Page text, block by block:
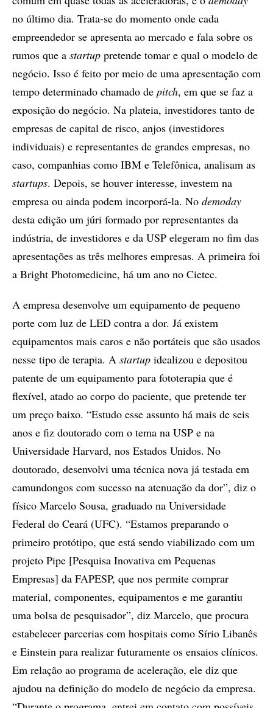
no último dia. Trata-se do momento onde cada
empreendedor se apresenta ao mercado e fala sobre os
rumos que a startup pretende tomar e qual o modelo de
negócio. Isso é feito por meio de uma apresentação com
tempo determinado chamado de pitch, em que se faz a
exposição do negócio. Na plateia, investidores tanto de
empresas de capital de risco, anjos (investidores
individuais) e representantes de grandes empresas, no
caso, companhias como IBM e Telefônica, analisam as
startups. Depois, se houver interesse, investem na
empresa ou ainda podem incorporá-la. No demoday
desta edição um júri formado por representantes da
indústria, de investidores e da USP elegeram no fim das
apresentações as três melhores empresas. A primeira foi
a Bright Photomedicine, há um ano no Cietec.
A empresa desenvolve um equipamento de pequeno
porte com luz de LED contra a dor. Já existem
equipamentos mais caros e não portáteis que são usados
nesse tipo de terapia. A startup idealizou e depositou
patente de um equipamento para fototerapia que é
flexível, atado ao corpo do paciente, que pretende ter
um preço baixo. “Estudo esse assunto há mais de seis
anos e fiz doutorado com o tema na USP e na
Universidade Harvard, nos Estados Unidos. No
doutorado, desenvolvi uma técnica nova já testada em
camundongos com sucesso na atenuação da dor”, diz o
físico Marcelo Sousa, graduado na Universidade
Federal do Ceará (UFC). “Estamos preparando o
primeiro protótipo, que está sendo viabilizado com um
projeto Pipe [Pesquisa Inovativa em Pequenas
Empresas] da FAPESP, que nos permite comprar
material, componentes, equipamentos e me garantiu
uma bolsa de pesquisador”, diz Marcelo, que procura
estabelecer parcerias com hospitais como Sírio Libanês
e Einstein para realizar futuramente os ensaios clínicos.
Em relação ao programa de aceleração, ele diz que
ajudou na definição do modelo de negócio da empresa.